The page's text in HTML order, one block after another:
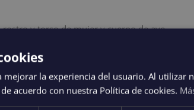
rostro y torso de mujer y cuerpo de ave.
con seres mitad pez y mitad mujer.
con la que atraían fatalmente a
a ser consideradas divinidades del
a las Islas Afortunadas (Canarias).
mejorar la experiencia del usuario. Al utilizar
acuerdo con nuestra Política de cookies.